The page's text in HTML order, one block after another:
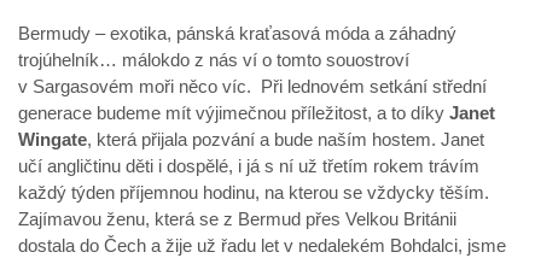
Bermudy – exotika, pánská kraťasová móda a záhadný
trojúhelník… málokdo z nás ví o tomto souostroví
v Sargasovém moři něco víc. Při lednovém setkání střední
generace budeme mít výjimečnou příležitost, a to díky Janet
Wingate, která přijala pozvání a bude naším hostem. Janet
učí angličtinu děti i dospělé, i já s ní už třetím rokem trávím
každý týden příjemnou hodinu, na kterou se vždycky těším.
Zajímavou ženu, která se z Bermud přes Velkou Británii
dostala do Čech a žije už řadu let v nedalekém Bohdalci, jsme